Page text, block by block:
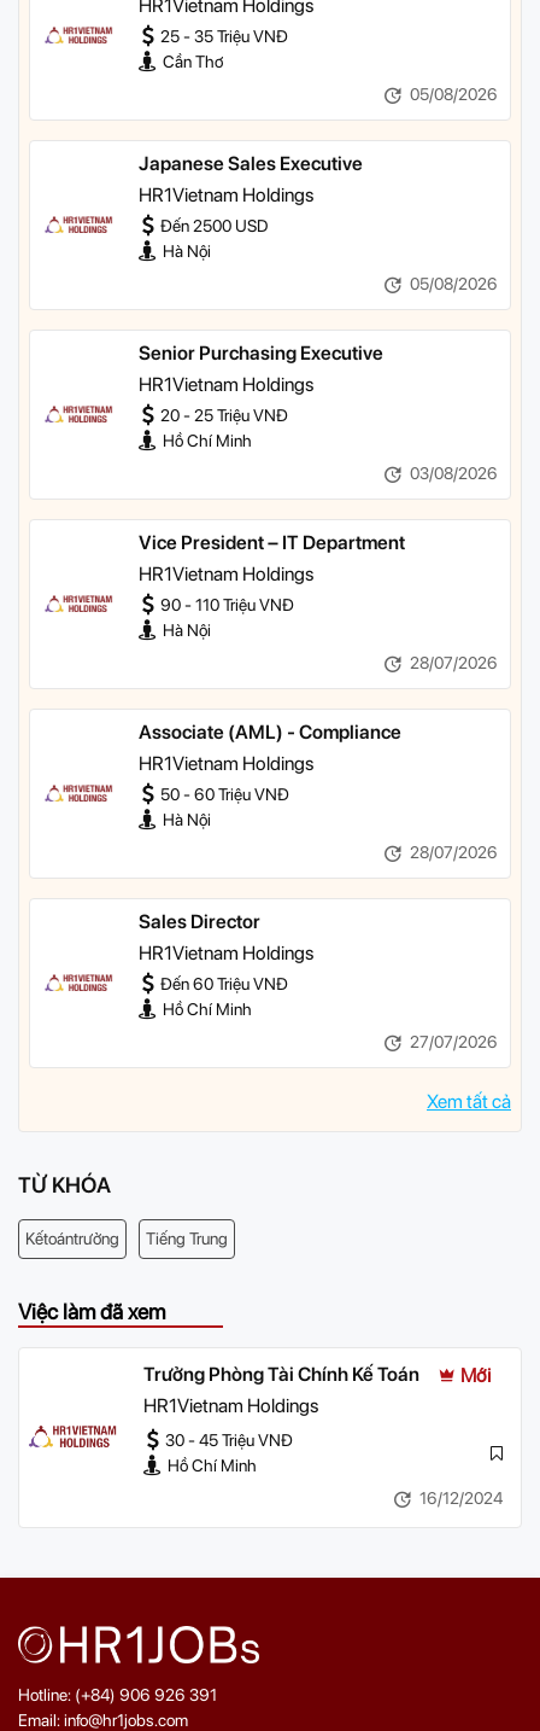
HR1Vietnam Holdings
25 - 35 Triệu VNĐ
Cần Thơ
05/08/2026
Japanese Sales Executive
HR1Vietnam Holdings
Đến 2500 USD
Hà Nội
05/08/2026
Senior Purchasing Executive
HR1Vietnam Holdings
20 - 25 Triệu VNĐ
Hồ Chí Minh
03/08/2026
Vice President – IT Department
HR1Vietnam Holdings
90 - 110 Triệu VNĐ
Hà Nội
28/07/2026
Associate (AML) - Compliance
HR1Vietnam Holdings
50 - 60 Triệu VNĐ
Hà Nội
28/07/2026
Sales Director
HR1Vietnam Holdings
Đến 60 Triệu VNĐ
Hồ Chí Minh
27/07/2026
Xem tất cả
TỪ KHÓA
Kếtoántrưởng Tiếng Trung
Việc làm đã xem
Trưởng Phòng Tài Chính Kế Toán
Mới
HR1Vietnam Holdings
30 - 45 Triệu VNĐ
Hồ Chí Minh
16/12/2024
Hotline: (+84) 906 926 391
Email: info@hr1jobs.com